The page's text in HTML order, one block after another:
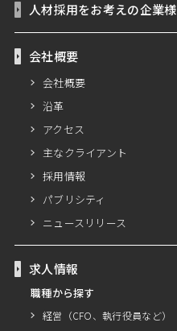
人材採用をお考えの企業様
会社概要
会社概要
沿革
アクセス
主なクライアント
採用情報
パブリシティ
ニュースリリース
求人情報
職種から探す
経営（CFO、執行役員など）